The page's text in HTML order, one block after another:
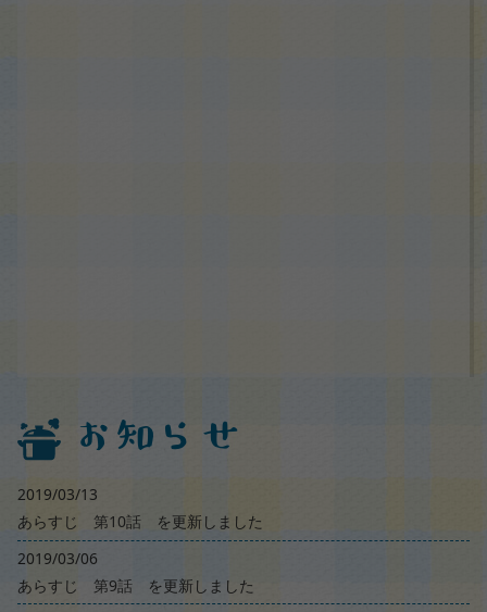
お知らせ
2019/03/13
あらすじ 第10話 を更新しました
2019/03/06
あらすじ 第9話 を更新しました